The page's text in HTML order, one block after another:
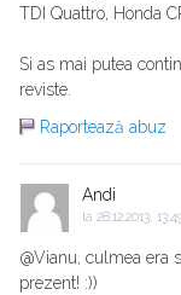
TDI Quattro, Honda
Si as mai putea
reviste.
Raportează abuz
Andi
la 28.12.2013,
@Vianu, culmea era
prezent! :))